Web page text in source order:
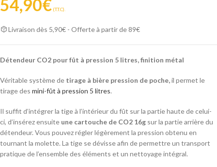
54,90€ (T.T.C).
Livraison dès 5,90€ - Offerte à partir de 89€
Détendeur CO2 pour fût à pression 5 litres, finition métal
Véritable système de tirage à bière pression de poche,il permet le
tirage des mini-fût à pression 5 litres.
Il suffit d’intégrer la tige à l’intérieur du fût sur la partie haute de celui-
ci, d’insérez ensuite une cartouche de CO2 16g sur la partie arrière du
détendeur. Vous pouvez régler légèrement la pression obtenu en
tournant la molette. La tige se dévisse afin de permettre un transport
pratique de l’ensemble des éléments et un nettoyage intégral.